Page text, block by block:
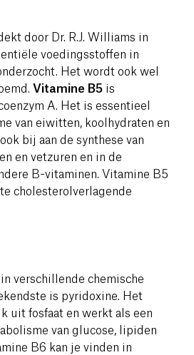
door Dr. R.J. Williams in
voedingsstoffen in
Het wordt ook wel
Vitamine B5 is
A. Het is essentieel
van eiwitten, koolhydraten en
bij aan de synthese van
en vetzuren en in de
B-vitaminen. Vitamine B5
cholesterolverlagende
verschillende chemische
is pyridoxine. Het
uit fosfaat en werkt als een
van glucose, lipiden
B6 kan je vinden in